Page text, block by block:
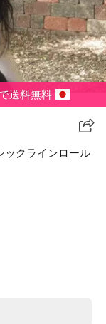
送料無料
ックラインロール